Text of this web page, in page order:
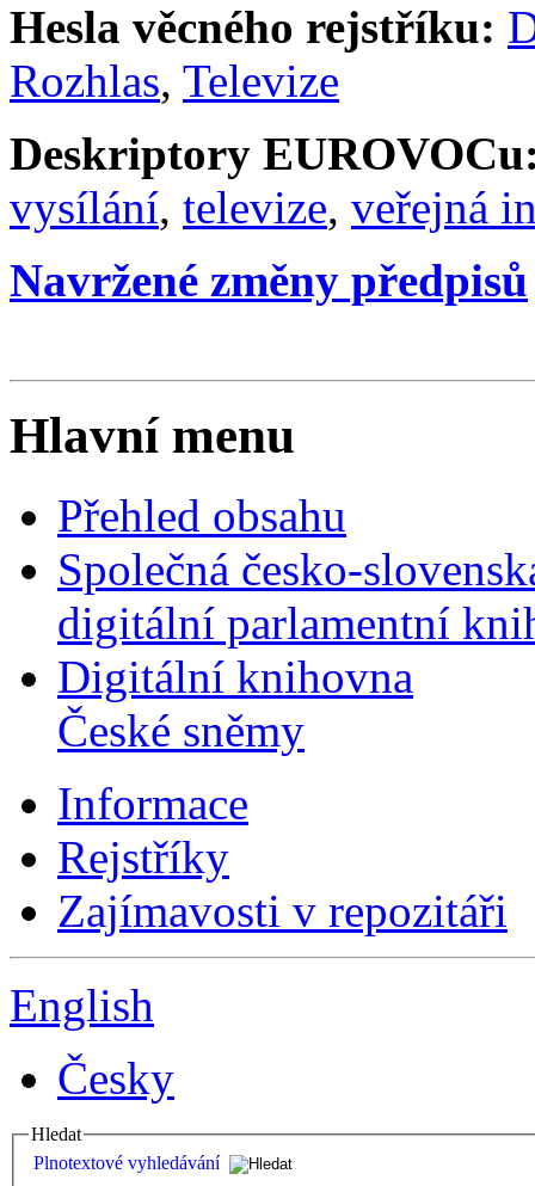
Hesla věcného rejstříku:
Rozhlas, Televize
Deskriptory
vysílání, televize, veřejná
Navržené změny předpisů
Hlavní menu
Přehled obsahu
Společná česko-
digitální parlamentní
Digitální knihovna
České sněmy
Informace
Rejstříky
Zajímavosti v repozitáři
English
Česky
Hledat
Plnotextové vyhledávání